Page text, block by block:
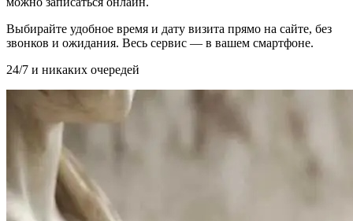
Выбирайте удобное время и дату визита прямо на сайте, без
звонков и ожидания. Весь сервис — в вашем смартфоне.
24/7 и никаких очередей